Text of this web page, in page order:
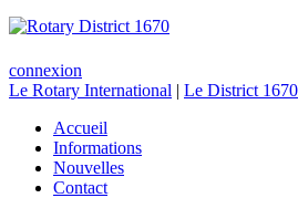
connexion
Le Rotary International | Le District 1670
Accueil
Informations
Nouvelles
Contact